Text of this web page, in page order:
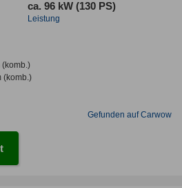
ca. 96 kW (130 PS)
Leistung
(komb.)
(komb.)
Gefunden auf Carwow